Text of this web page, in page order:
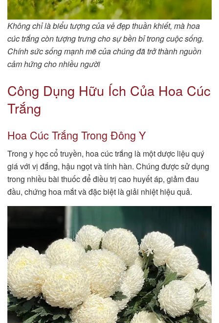
Không chỉ là biểu tượng của vẻ đẹp thuần khiết, mà hoa
cúc trắng còn tượng trưng cho sự bền bỉ trong cuộc sống.
Chính sức sống mạnh mẽ của chúng đã trở thành nguồn
cảm hứng cho nhiều người
Công Dụng Hữu Ích Của Hoa Cúc
Trắng
Hoa Cúc Trắng Trong Đông Y
Trong y học cổ truyền, hoa cúc trắng là một dược liệu quý
giá với vị đắng, hậu ngọt và tính hàn. Chúng được sử dụng
trong nhiều bài thuốc để điều trị cao huyết áp, giảm đau
đầu, chứng hoa mắt và đặc biệt là giải nhiệt hiệu quả.